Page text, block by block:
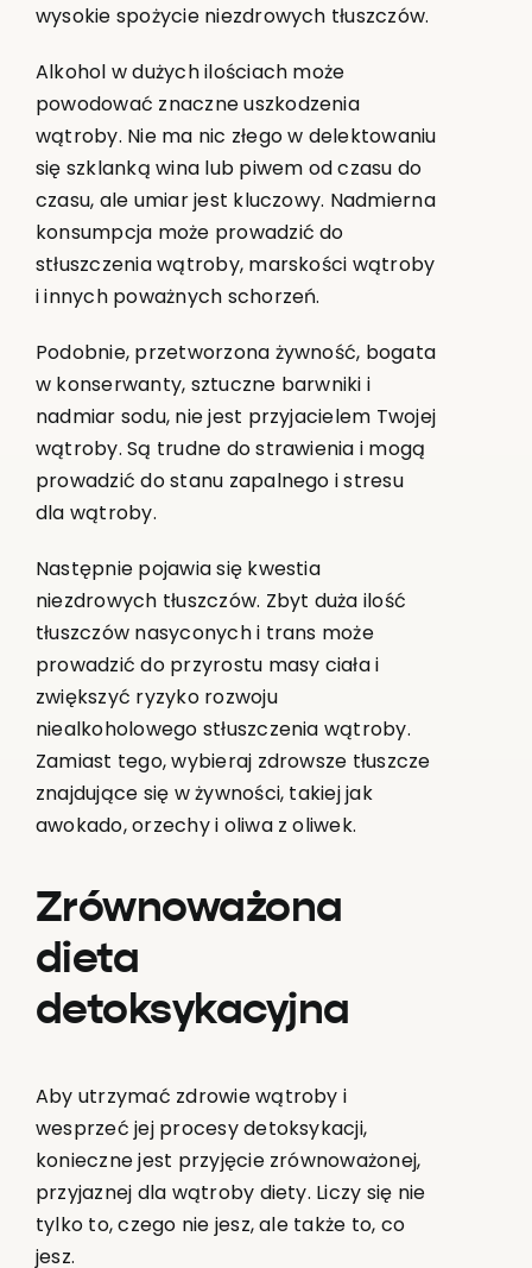
wysokie spożycie niezdrowych tłuszczów.
Alkohol w dużych ilościach może
powodować znaczne uszkodzenia
wątroby. Nie ma nic złego w delektowaniu
się szklanką wina lub piwem od czasu do
czasu, ale umiar jest kluczowy. Nadmierna
konsumpcja może prowadzić do
stłuszczenia wątroby, marskości wątroby
i innych poważnych schorzeń.
Podobnie, przetworzona żywność, bogata
w konserwanty, sztuczne barwniki i
nadmiar sodu, nie jest przyjacielem Twojej
wątroby. Są trudne do strawienia i mogą
prowadzić do stanu zapalnego i stresu
dla wątroby.
Następnie pojawia się kwestia
niezdrowych tłuszczów. Zbyt duża ilość
tłuszczów nasyconych i trans może
prowadzić do przyrostu masy ciała i
zwiększyć ryzyko rozwoju
niealkoholowego stłuszczenia wątroby.
Zamiast tego, wybieraj zdrowsze tłuszcze
znajdujące się w żywności, takiej jak
awokado, orzechy i oliwa z oliwek.
Zrównoważona
dieta
detoksykacyjna
Aby utrzymać zdrowie wątroby i
wesprzeć jej procesy detoksykacji,
konieczne jest przyjęcie zrównoważonej,
przyjaznej dla wątroby diety. Liczy się nie
tylko to, czego nie jesz, ale także to, co
jesz.